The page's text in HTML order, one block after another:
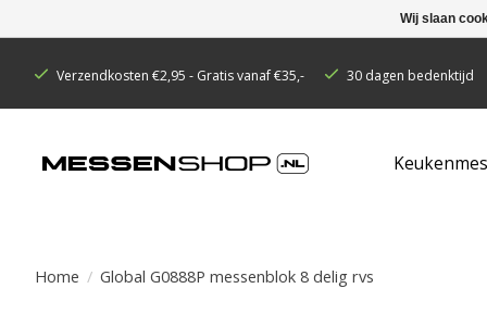
Verzendkosten €2,95 - Gratis vanaf €35,- 30 dagen bedenktijd
Home / Global G0888P messenblok 8 delig rvs
Wij slaan